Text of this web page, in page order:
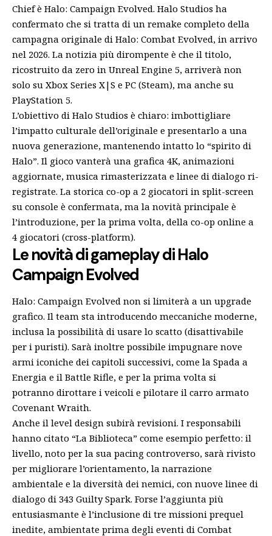
Chief è Halo: Campaign Evolved. Halo Studios ha
confermato che si tratta di un remake completo della
campagna originale di Halo: Combat Evolved, in arrivo
nel 2026. La notizia più dirompente è che il titolo,
ricostruito da zero in Unreal Engine 5, arriverà non
solo su Xbox Series X|S e PC (Steam), ma anche su
PlayStation 5.
L’obiettivo di Halo Studios è chiaro: imbottigliare
l’impatto culturale dell’originale e presentarlo a una
nuova generazione, mantenendo intatto lo “spirito di
Halo”. Il gioco vanterà una grafica 4K, animazioni
aggiornate, musica rimasterizzata e linee di dialogo ri-
registrate. La storica co-op a 2 giocatori in split-screen
su console è confermata, ma la novità principale è
l’introduzione, per la prima volta, della co-op online a
4 giocatori (cross-platform).
Le novità di gameplay di Halo
Campaign Evolved
Halo: Campaign Evolved non si limiterà a un upgrade
grafico. Il team sta introducendo meccaniche moderne,
inclusa la possibilità di usare lo scatto (disattivabile
per i puristi). Sarà inoltre possibile impugnare nove
armi iconiche dei capitoli successivi, come la Spada a
Energia e il Battle Rifle, e per la prima volta si
potranno dirottare i veicoli e pilotare il carro armato
Covenant Wraith.
Anche il level design subirà revisioni. I responsabili
hanno citato “La Biblioteca” come esempio perfetto: il
livello, noto per la sua pacing controverso, sarà rivisto
per migliorare l’orientamento, la narrazione
ambientale e la diversità dei nemici, con nuove linee di
dialogo di 343 Guilty Spark. Forse l’aggiunta più
entusiasmante è l’inclusione di tre missioni prequel
inedite, ambientate prima degli eventi di Combat